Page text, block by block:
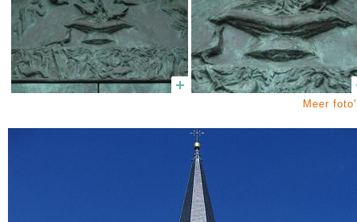
Meer